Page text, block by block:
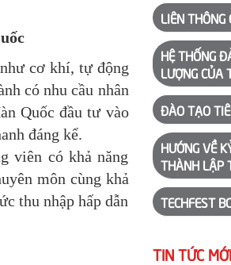
cơ khí, tự động
có nhu cầu nhân
Quốc đầu tư vào
đáng kể.
viên có khả năng
môn cùng khả
thu nhập hấp dẫn
LIÊN THÔNG
HỆ THỐNG
LƯỢNG CỦA
ĐÀO TẠO
HƯỚNG VỀ
THÀNH LẬP
TECHFEST
TIN TỨC